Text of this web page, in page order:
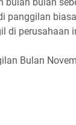
panggilan
di perusahaan
Bulan